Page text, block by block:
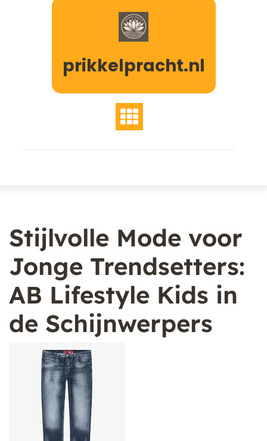
prikkelpracht.nl
Stijlvolle Mode voor
Jonge Trendsetters:
AB Lifestyle Kids in
de Schijnwerpers